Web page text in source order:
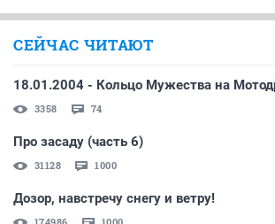
СЕЙЧАС ЧИТАЮТ
18.01.2004 - Кольцо Мужества на
3358 74
Про засаду (часть 6)
31128 1000
Дозор, навстречу снегу и ветру!